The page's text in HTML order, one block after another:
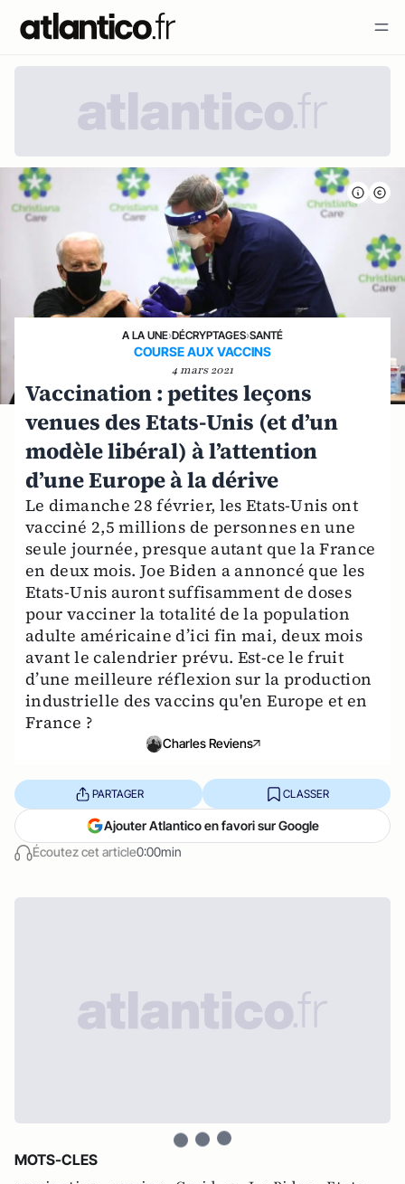
A LA UNE›DÉCRYPTAGES›SANTÉ
COURSE AUX VACCINS
4 mars 2021
Vaccination : petites leçons
venues des Etats-Unis (et d’un
modèle libéral) à l’attention
d’une Europe à la dérive
Le dimanche 28 février, les Etats-Unis ont
vacciné 2,5 millions de personnes en une
seule journée, presque autant que la France
en deux mois. Joe Biden a annoncé que les
Etats-Unis auront suffisamment de doses
pour vacciner la totalité de la population
adulte américaine d’ici fin mai, deux mois
avant le calendrier prévu. Est-ce le fruit
d’une meilleure réflexion sur la production
industrielle des vaccins qu'en Europe et en
France ?
Charles Reviens
Écoutez cet article0:00min
PARTAGER CLASSER
Ajouter Atlantico en favori sur Google
MOTS-CLES